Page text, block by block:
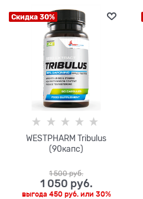
Скидка 30%
WESTPHARM Tribulus
(90капс)
1 500 руб.
1 050 руб.
выгода 450 руб.или 30%